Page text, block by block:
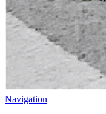
Navigation